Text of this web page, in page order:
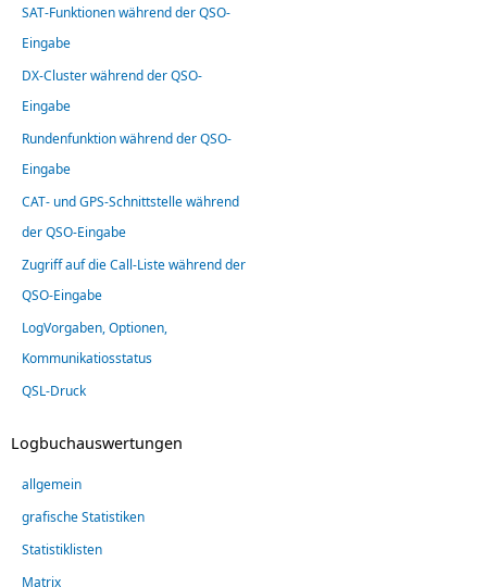
SAT-Funktionen während der QSO-
Eingabe
DX-Cluster während der QSO-
Eingabe
Rundenfunktion während der QSO-
Eingabe
CAT- und GPS-Schnittstelle während
der QSO-Eingabe
Zugriff auf die Call-Liste während der
QSO-Eingabe
LogVorgaben, Optionen,
Kommunikatiosstatus
QSL-Druck
Logbuchauswertungen
allgemein
grafische Statistiken
Statistiklisten
Matrix